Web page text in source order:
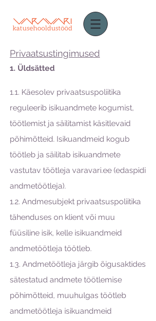
Privaatsustingimused
1. Üldsätted
1.1. Käesolev privaatsuspoliitika
reguleerib isikuandmete kogumist,
töötlemist ja säilitamist käsitlevaid
põhimõtteid. Isikuandmeid kogub
töötleb ja säilitab isikuandmete
vastutav töötleja varavari.ee (edaspidi
andmetöötleja).
1.2. Andmesubjekt privaatsuspoliitika
tähenduses on klient või muu
füüsiline isik, kelle isikuandmeid
andmetöötleja töötleb.
1.3. Andmetöötleja järgib õigusaktides
sätestatud andmete töötlemise
põhimõtteid, muuhulgas töötleb
andmetöötleja isikuandmeid